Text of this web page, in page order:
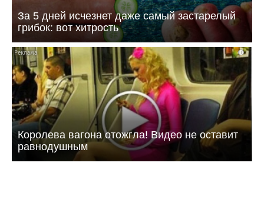
За 5 дней исчезнет даже самый застарелый
грибок: вот хитрость
i
Королева вагона отожгла! Видео не оставит
равнодушным